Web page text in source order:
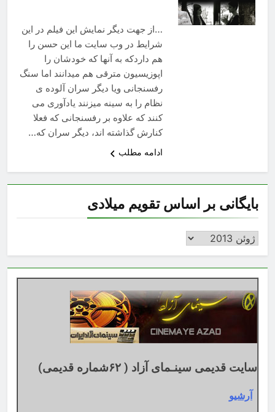
…از جهت دیگر نمایش این فیلم در این
شرایط در وب سایت ما این حسن را
هم داردکه به آنها که خودشان را
اپوزیسیون مترقی هم میدانند اما سنگ
رفسنجانی ویا دیگر سران آلوده ی
نظام را به سینه میزنند یادآوری می
کنند که علاوه بر رفسنجانی که فعلا
کنارش گذاشته اند، دیگر سران که…
ادامه مطلب
بایگانی بر اساس تقویم میلادی
بایگانی
اساس
تقویم
میلادی
سایت قدیمی سینـمای آزاد ( ۶۲شماره قدیمی)
آرشیو